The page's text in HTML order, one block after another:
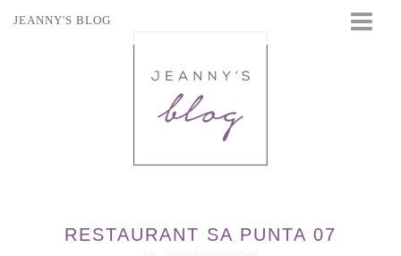
JEANNY'S BLOG
RESTAURANT SA PUNTA 07